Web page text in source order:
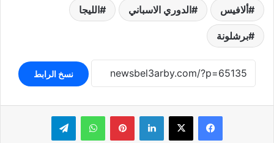
ألافيس الدوري الاسباني الليجا
برشلونة
نسخ الرابط
لينكدإن بينتيريستواتساب تيلقرام